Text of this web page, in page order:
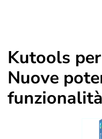
Kutools
Nuove